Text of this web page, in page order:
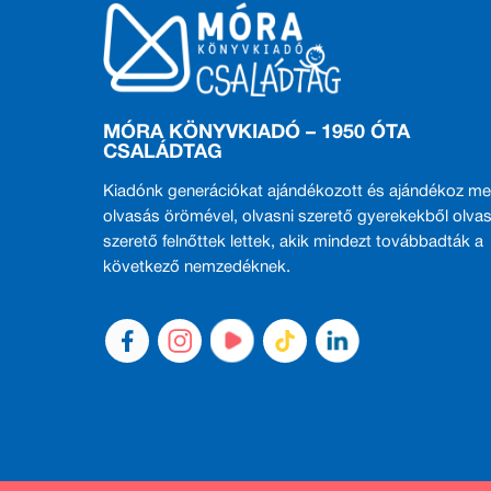
MÓRA KÖNYVKIADÓ – 1950 ÓTA
CSALÁDTAG
Kiadónk generációkat ajándékozott és ajándékoz
olvasás örömével, olvasni szerető gyerekekből
szerető felnőttek lettek, akik mindezt továbbadták a
következő nemzedéknek.